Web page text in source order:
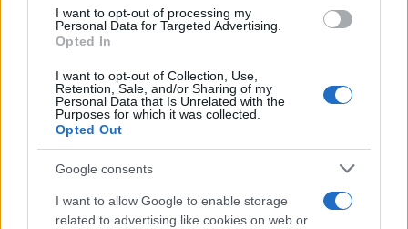
I want to opt-out of processing my
Personal Data for Targeted Advertising.
Opted In
I want to opt-out of Collection, Use,
Retention, Sale, and/or Sharing of my
Personal Data that Is Unrelated with the
Purposes for which it was collected.
Opted Out
Google consents
I want to allow Google to enable storage
related to advertising like cookies on web or
Ofertas en supermercados
No solo de entretenimiento vive el hombre. Las
ofertas en supermercadostambién son una gran
oportunidad para ahorrar. En junio 2026, Soriana
tiene promociones especiales que no te puedes
perder. Desde el
Fin de Semana de Sorianahasta el
Julio Regalado de Soriana hay descuentos en una